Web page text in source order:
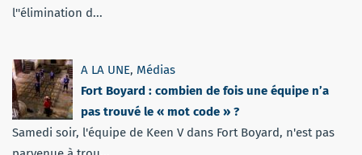
l''élimination d...
A LA UNE, Médias
Fort Boyard : combien de fois une équipe n’a
pas trouvé le « mot code » ?
Samedi soir, l'équipe de Keen V dans Fort Boyard, n'est pas